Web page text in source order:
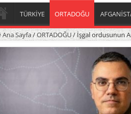
TÜRKİYE ORTADOĞU
Ana Sayfa/ORTADOĞU/İşgal ordusunun